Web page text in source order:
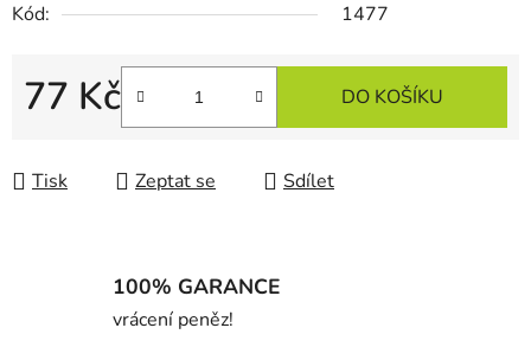
Kód:
1477
77 Kč
Měrná cena:
DO KOŠÍKU
Tisk Zeptat se Sdílet
100% GARANCE
vrácení peněz!